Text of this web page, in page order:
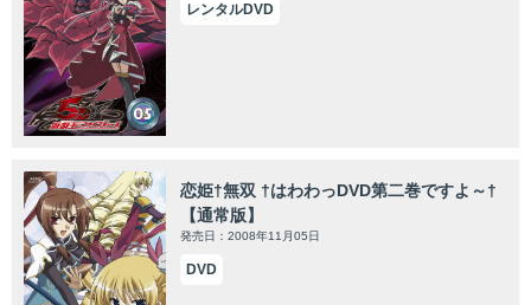
レンタルDVD
恋姫†無双 †はわわっDVD第二巻ですよ～†
【通常版】
発売日：2008年11月05日
DVD